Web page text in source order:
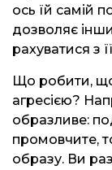
ось їй самій
дозволяє
рахуватися з
Що робити,
агресією?
образливе:
промовчите,
образу. Ви